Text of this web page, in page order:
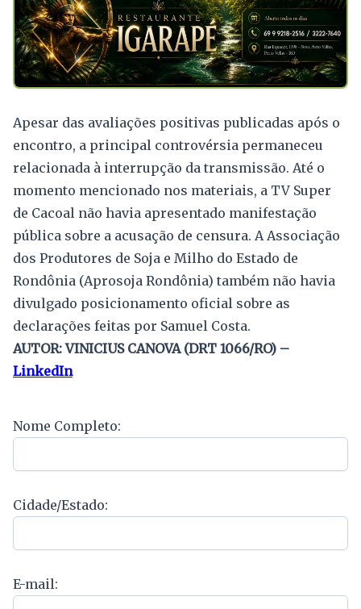
Apesar das avaliações positivas publicadas após o
encontro, a principal controvérsia permaneceu
relacionada à interrupção da transmissão. Até o
momento mencionado nos materiais, a TV Super
de Cacoal não havia apresentado manifestação
pública sobre a acusação de censura. A Associação
dos Produtores de Soja e Milho do Estado de
Rondônia (Aprosoja Rondônia) também não havia
divulgado posicionamento oficial sobre as
declarações feitas por Samuel Costa.
AUTOR: VINICIUS CANOVA (DRT 1066/RO) –
LinkedIn
Nome Completo:
Cidade/Estado:
E-mail: